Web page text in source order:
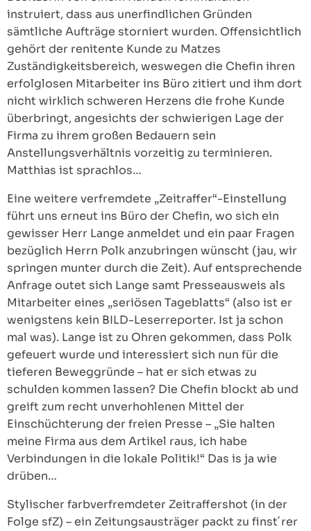
instruiert, dass aus unerfindlichen Gründen
sämtliche Aufträge storniert wurden. Offensichtlich
gehört der renitente Kunde zu Matzes
Zuständigkeitsbereich, weswegen die Chefin ihren
erfolglosen Mitarbeiter ins Büro zitiert und ihm dort
nicht wirklich schweren Herzens die frohe Kunde
überbringt, angesichts der schwierigen Lage der
Firma zu ihrem großen Bedauern sein
Anstellungsverhältnis vorzeitig zu terminieren.
Matthias ist sprachlos…
Eine weitere verfremdete „Zeitraffer“-Einstellung
führt uns erneut ins Büro der Chefin, wo sich ein
gewisser Herr Lange anmeldet und ein paar Fragen
bezüglich Herrn Polk anzubringen wünscht (jau, wir
springen munter durch die Zeit). Auf entsprechende
Anfrage outet sich Lange samt Presseausweis als
Mitarbeiter eines „seriösen Tageblatts“ (also ist er
wenigstens kein BILD-Leserreporter. Ist ja schon
mal was). Lange ist zu Ohren gekommen, dass Polk
gefeuert wurde und interessiert sich nun für die
tieferen Beweggründe – hat er sich etwas zu
schulden kommen lassen? Die Chefin blockt ab und
greift zum recht unverhohlenen Mittel der
Einschüchterung der freien Presse – „Sie halten
meine Firma aus dem Artikel raus, ich habe
Verbindungen in die lokale Politik!“ Das is ja wie
drüben…
Stylischer farbverfremdeter Zeitraffershot (in der
Folge sfZ) – ein Zeitungsausträger packt zu finst´rer